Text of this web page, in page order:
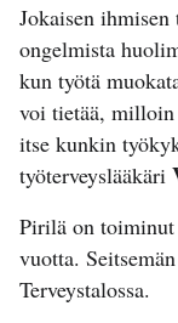
Jokaisen
ongelmista
kun työtä
voi tietää, milloin
itse kunkin
työterveyslääkäri
Pirilä on toiminut
vuotta.
Terveystalossa.